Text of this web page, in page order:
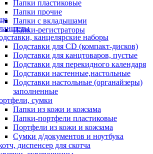
Папки пластиковые
Папки прочие
Папки с вкладышами
Папки-регистраторы
канцелярские наборы
Подставки для CD (компакт-дисков)
Подставки для канцтоваров, пустые
Подставки для перекидного календаря
Подставки настенные,настольные
Подставки настольные (органайзеры)
заполненные
сумки
Папки из кожи и кожзама
Папки-портфели пластиковые
Портфели из кожи и кожзама
Сумки д/документов и ноутбука
диспенсер для скотча